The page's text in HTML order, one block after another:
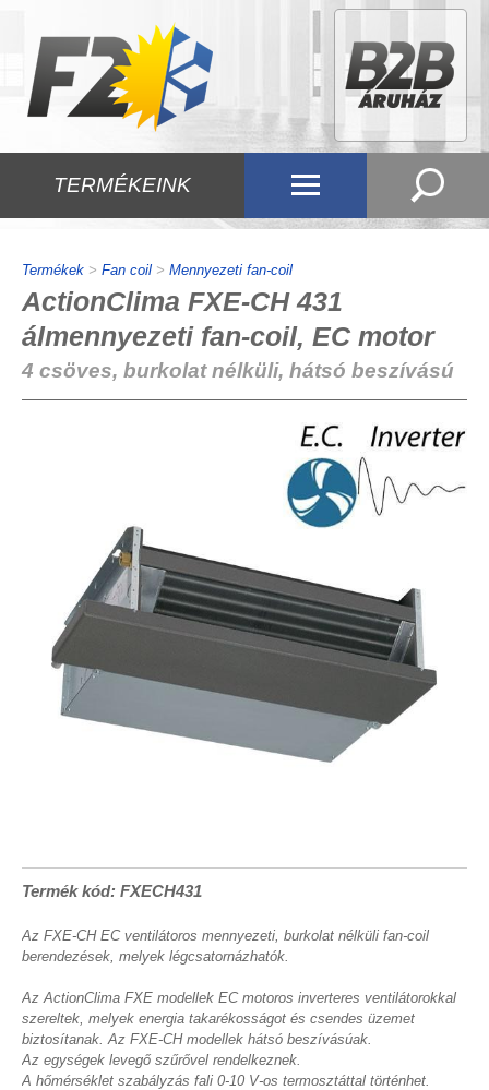
TERMÉKEINK
Termékek > Fan coil > Mennyezeti fan-coil
ActionClima FXE-CH 431
álmennyezeti fan-coil, EC motor
4 csöves, burkolat nélküli, hátsó beszívású
Termék kód: FXECH431
Az FXE-CH EC ventilátoros mennyezeti, burkolat nélküli fan-coil
berendezések, melyek légcsatornázhatók.
Az ActionClima FXE modellek EC motoros inverteres ventilátorokkal
szereltek, melyek energia takarékosságot és csendes üzemet
biztosítanak. Az FXE-CH modellek hátsó beszívásúak.
Az egységek levegő szűrővel rendelkeznek.
A hőmérséklet szabályzás fali 0-10 V-os termosztáttal történhet.